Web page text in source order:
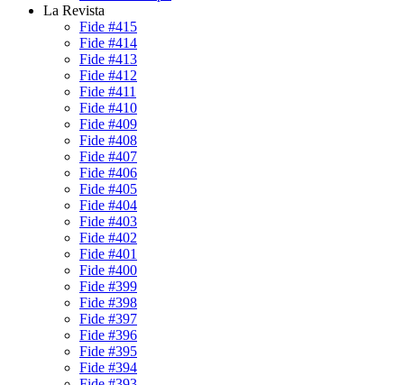
La Revista
Fide #415
Fide #414
Fide #413
Fide #412
Fide #411
Fide #410
Fide #409
Fide #408
Fide #407
Fide #406
Fide #405
Fide #404
Fide #403
Fide #402
Fide #401
Fide #400
Fide #399
Fide #398
Fide #397
Fide #396
Fide #395
Fide #394